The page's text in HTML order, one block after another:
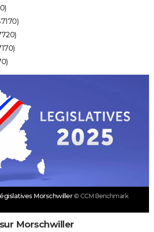
Morschwiller © CCM Benchmark
Morschwiller